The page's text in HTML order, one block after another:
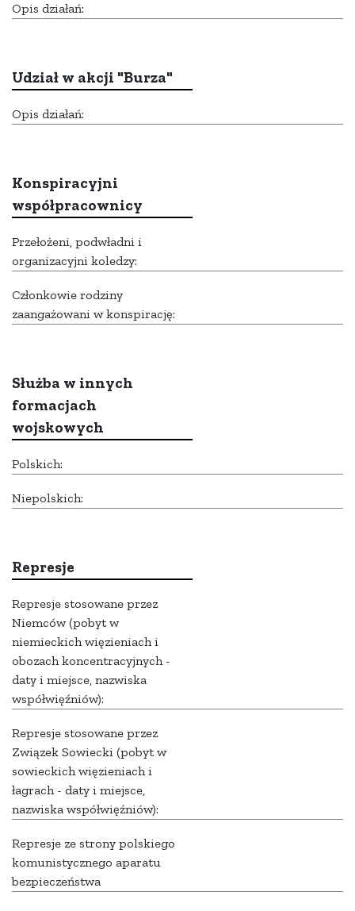
Opis działań:
Udział w akcji "Burza"
Opis działań:
Konspiracyjni
współpracownicy
Przełożeni, podwładni i
organizacyjni koledzy:
Członkowie rodziny
zaangażowani w konspirację:
Służba w innych
formacjach
wojskowych
Polskich:
Niepolskich:
Represje
Represje stosowane przez
Niemców (pobyt w
niemieckich więzieniach i
obozach koncentracyjnych -
daty i miejsce, nazwiska
współwięźniów):
Represje stosowane przez
Związek Sowiecki (pobyt w
sowieckich więzieniach i
łagrach - daty i miejsce,
nazwiska współwięźniów):
Represje ze strony polskiego
komunistycznego aparatu
bezpieczeństwa